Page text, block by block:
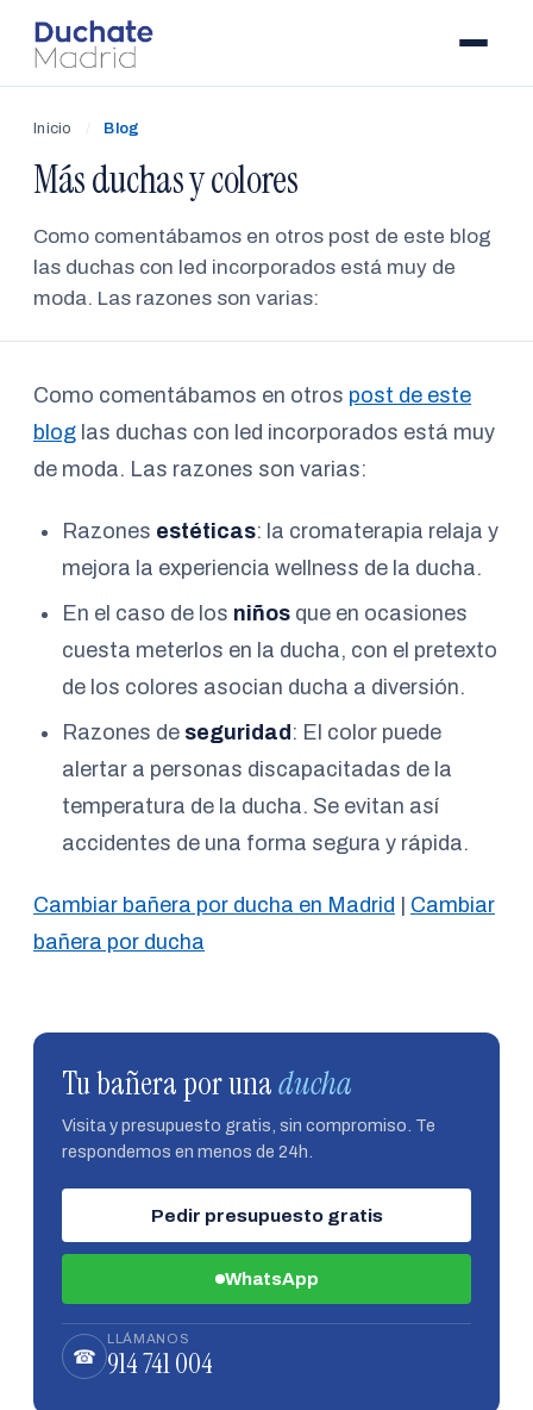
Inicio / Blog
Más duchas y colores
Como comentábamos en otros post de este blog
las duchas con led incorporados está muy de
moda. Las razones son varias:
Como comentábamos en otros post de este
blog las duchas con led incorporados está muy
de moda. Las razones son varias:
Razones estéticas: la cromaterapia relaja y
mejora la experiencia wellness de la ducha.
En el caso de los niños que en ocasiones
cuesta meterlos en la ducha, con el pretexto
de los colores asocian ducha a diversión.
Razones de seguridad : El color puede
alertar a personas discapacitadas de la
temperatura de la ducha. Se evitan así
accidentes de una forma segura y rápida.
Cambiar bañera por ducha en Madrid | Cambiar
bañera por ducha
Tu bañera por unaducha
Visita y presupuesto gratis, sin compromiso. Te
respondemos en menos de 24h.
Pedir presupuesto gratis
WhatsApp
☎
LLÁMANOS
914 741 004